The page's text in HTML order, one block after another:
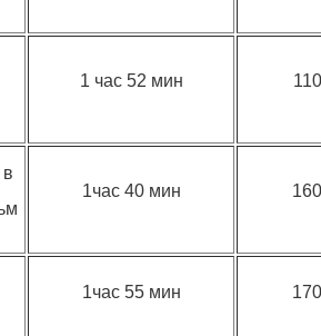
1 час 52 мин 110
1час 40 мин 160
1час 55 мин 170